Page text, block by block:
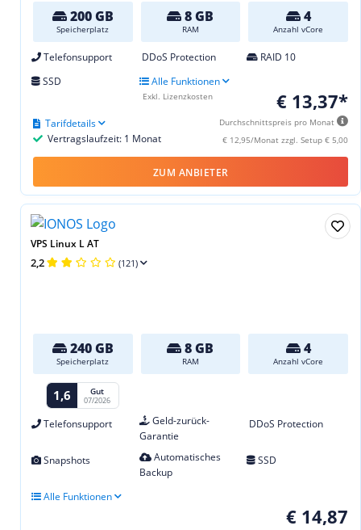
200 GB
Speicherplatz
8 GB
RAM
4
Anzahl vCore
Telefonsupport DDoS Protection
RAID 10
SSD
Alle Funktionen
€ 13,37*
Durchschnittspreis pro Monat
€ 12,95/Monat zzgl. Setup € 5,00
Vertragslaufzeit: 1 Monat
Tarifdetails
Exkl. Lizenzkosten
ZUM ANBIETER
VPS Linux L AT
2,2 (121)
240 GB
Speicherplatz
8 GB
RAM
4
Anzahl vCore
1,6 Gut
07/2026
Telefonsupport
Geld-zurück-
Garantie
DDoS Protection
Snapshots
Automatisches
Backup
SSD
Alle Funktionen
€ 14,87